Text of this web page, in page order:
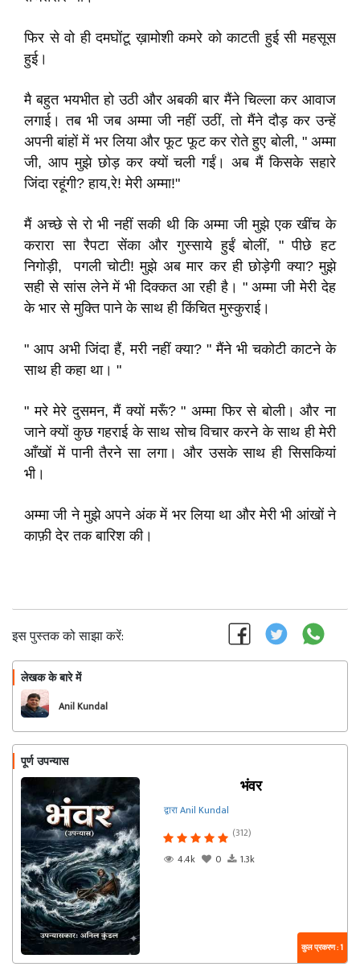
फिर से वो ही दमघोंटू ख़ामोशी कमरे को काटती हुई सी महसूस
हुई।
मै बहुत भयभीत हो उठी और अबकी बार मैंने चिल्ला कर आवाज
लगाई। तब भी जब अम्मा जी नहीं उठीं, तो मैंने दौड़ कर उन्हें
अपनी बांहों में भर लिया और फूट फूट कर रोते हुए बोली, " अम्मा
जी, आप मुझे छोड़ कर क्यों चली गईं। अब मैं किसके सहारे
जिंदा रहूंगी? हाय,रे! मेरी अम्मा!"
मैं अच्छे से रो भी नहीं सकी थी कि अम्मा जी मुझे एक खींच के
करारा सा रैपटा सेंका और गुस्साये हुईं बोलीं, " पीछे हट
निगोड़ी, पगली चोटी! मुझे अब मार कर ही छोड़ेगी क्या? मुझे
सही से सांस लेने में भी दिक्कत आ रही है। " अम्मा जी मेरी देह
के भार से मुक्ति पाने के साथ ही किंचित मुस्कुराई।
" आप अभी जिंदा हैं, मरी नहीं क्या? " मैंने भी चकोटी काटने के
साथ ही कहा था। "
" मरे मेरे दुसमन, मैं क्यों मरूँ? " अम्मा फिर से बोली। और ना
जाने क्यों कुछ गहराई के साथ सोच विचार करने के साथ ही मेरी
आँखों में पानी तैरने सा लगा। और उसके साथ ही सिसकियां
भी।
अम्मा जी ने मुझे अपने अंक में भर लिया था और मेरी भी आंखों ने
काफ़ी देर तक बारिश की।
इस पुस्तक को साझा करें:
लेखक के बारे में
Anil Kundal
पूर्ण उपन्यास
भंवर
द्वारा Anil Kundal
(312)
4.4k
0 1.3k
कुल प्रकरण : 1